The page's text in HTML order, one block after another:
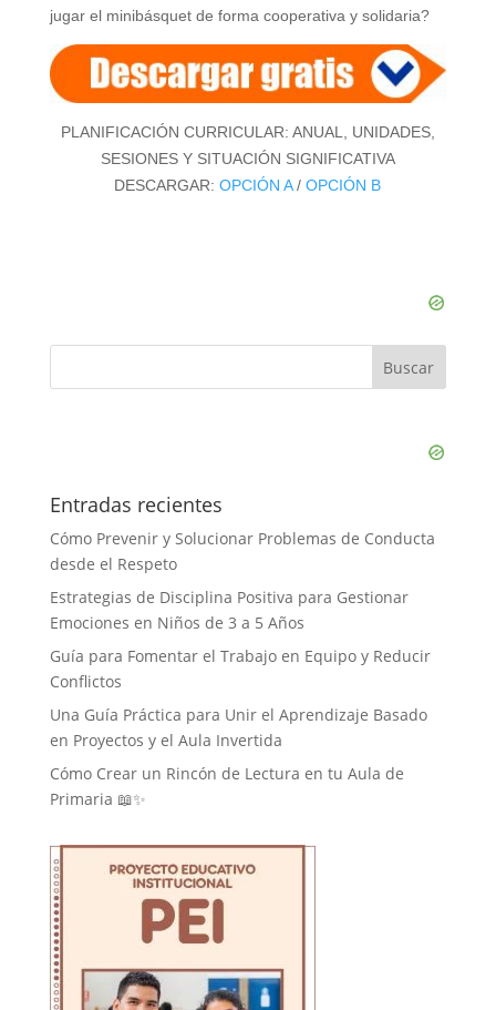
jugar el minibásquet de forma cooperativa y solidaria?
PLANIFICACIÓN CURRICULAR: ANUAL, UNIDADES,
SESIONES Y SITUACIÓN SIGNIFICATIVA
DESCARGAR:OPCIÓN A/OPCIÓN B
Entradas recientes
Cómo Prevenir y Solucionar Problemas de Conducta
desde el Respeto
Estrategias de Disciplina Positiva para Gestionar
Emociones en Niños de 3 a 5 Años
Guía para Fomentar el Trabajo en Equipo y Reducir
Conflictos
Una Guía Práctica para Unir el Aprendizaje Basado
en Proyectos y el Aula Invertida
Cómo Crear un Rincón de Lectura en tu Aula de
Primaria 📖✨